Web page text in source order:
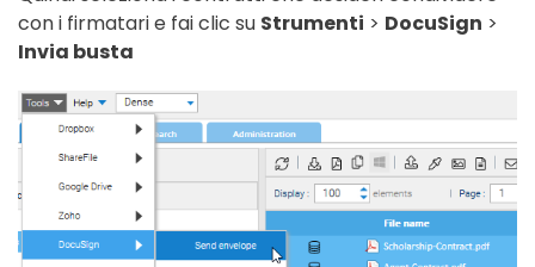
con i firmatari e fai clic su Strumenti > DocuSign >
Invia busta